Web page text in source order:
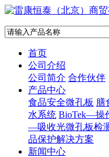
首页
公司介绍
公司简介 合作伙伴
产品中心
食品安全微孔板 膳
水系统 BioTek—操
—吸收光微孔板检
品保护解决方案
新闻中心